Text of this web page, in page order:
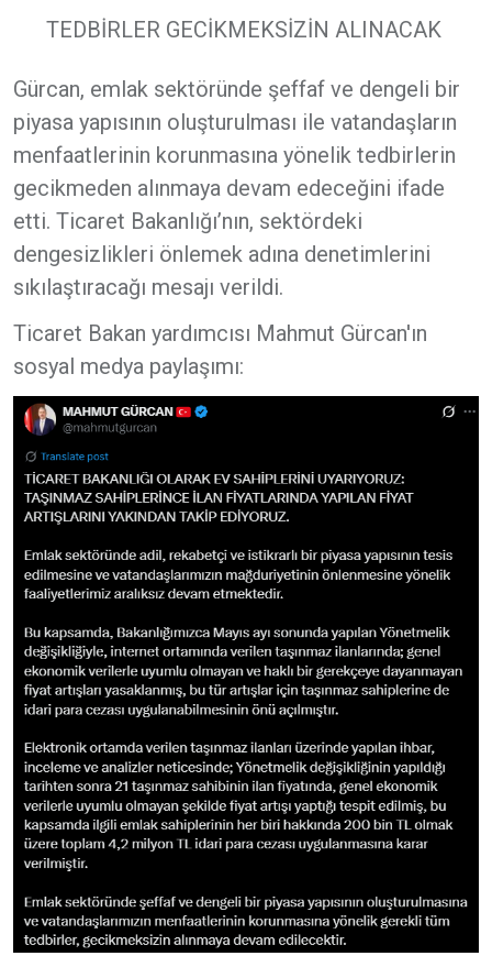
TEDBİRLER GECİKMEKSİZİN ALINACAK
Gürcan, emlak sektöründe şeffaf ve dengeli bir
piyasa yapısının oluşturulması ile vatandaşların
menfaatlerinin korunmasına yönelik tedbirlerin
gecikmeden alınmaya devam edeceğini ifade
etti. Ticaret Bakanlığı’nın, sektördeki
dengesizlikleri önlemek adına denetimlerini
sıkılaştıracağı mesajı verildi.
Ticaret Bakan yardımcısı Mahmut Gürcan'ın
sosyal medya paylaşımı: